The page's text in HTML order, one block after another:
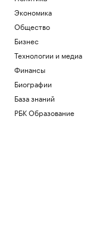
Экономика
Общество
Бизнес
Технологии и медиа
Финансы
Биографии
База знаний
РБК Образование